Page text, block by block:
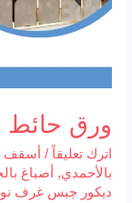
ورق حائط
اترك تعليقاً / أسقف
بالأحمدي, أصباغ
ديكور جبس غرف نوم